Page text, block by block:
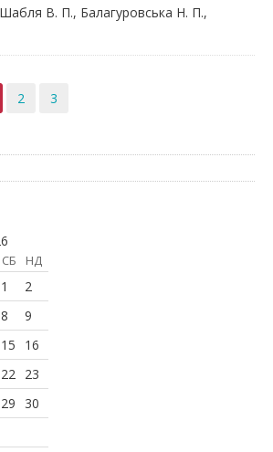
В. П., Балагуровська Н. П.,
2 3
СБ НД
1
2
8
9
15
16
22
23
29
30